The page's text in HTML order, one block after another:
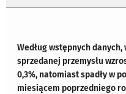
Według wstępnych
sprzedanej przemysłu
0,3%, natomiast spadły w
miesiącem poprzedniego